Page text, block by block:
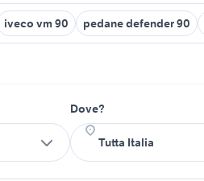
iveco vm 90 pedane defender 90
Dove?